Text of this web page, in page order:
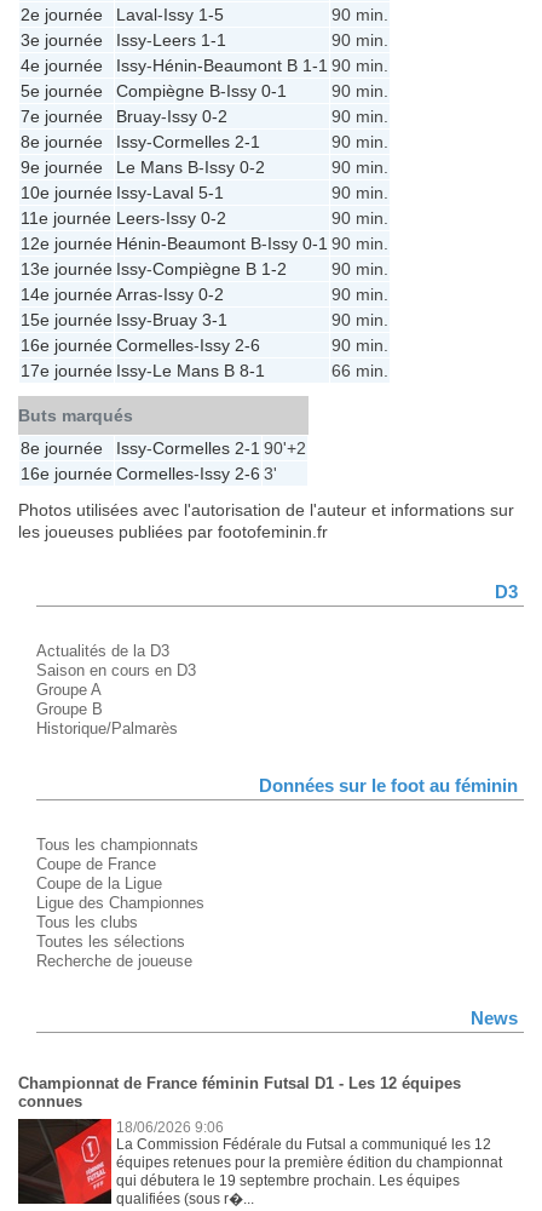
2e journée
Laval-Issy 1-5
90 min.
3e journée
Issy-Leers 1-1
90 min.
4e journée
Issy-Hénin-Beaumont B 1-1 90 min.
5e journée
Compiègne B-Issy 0-1
90 min.
7e journée
Bruay-Issy 0-2
90 min.
8e journée
Issy-Cormelles 2-1
90 min.
9e journée
Le Mans B-Issy 0-2
90 min.
10e journée Issy-Laval 5-1
90 min.
11e journée Leers-Issy 0-2
90 min.
12e journée Hénin-Beaumont B-Issy 0-1 90 min.
13e journée Issy-Compiègne B 1-2
90 min.
14e journéeArras-Issy 0-2
90 min.
15e journée Issy-Bruay 3-1
90 min.
16e journéeCormelles-Issy 2-6
90 min.
17e journée Issy-Le Mans B 8-1 66 min.
Buts marqués
8e journée
Issy-Cormelles 2-1 90'+2
16e journéeCormelles-Issy 2-6 3'
Photos utilisées avec l'autorisation de l'auteur et informations sur
les joueuses publiées par footofeminin.fr
D3
Actualités de la D3
Saison en cours en D3
Groupe A
Groupe B
Historique/Palmarès
Données sur le foot au féminin
Tous les championnats
Coupe de France
Coupe de la Ligue
Ligue des Championnes
Tous les clubs
Toutes les sélections
Recherche de joueuse
News
Championnat de France féminin Futsal D1 - Les 12 équipes
connues
18/06/2026 9:06
La Commission Fédérale du Futsal a communiqué les 12
équipes retenues pour la première édition du championnat
qui débutera le 19 septembre prochain. Les équipes
qualifiées (sous r�...